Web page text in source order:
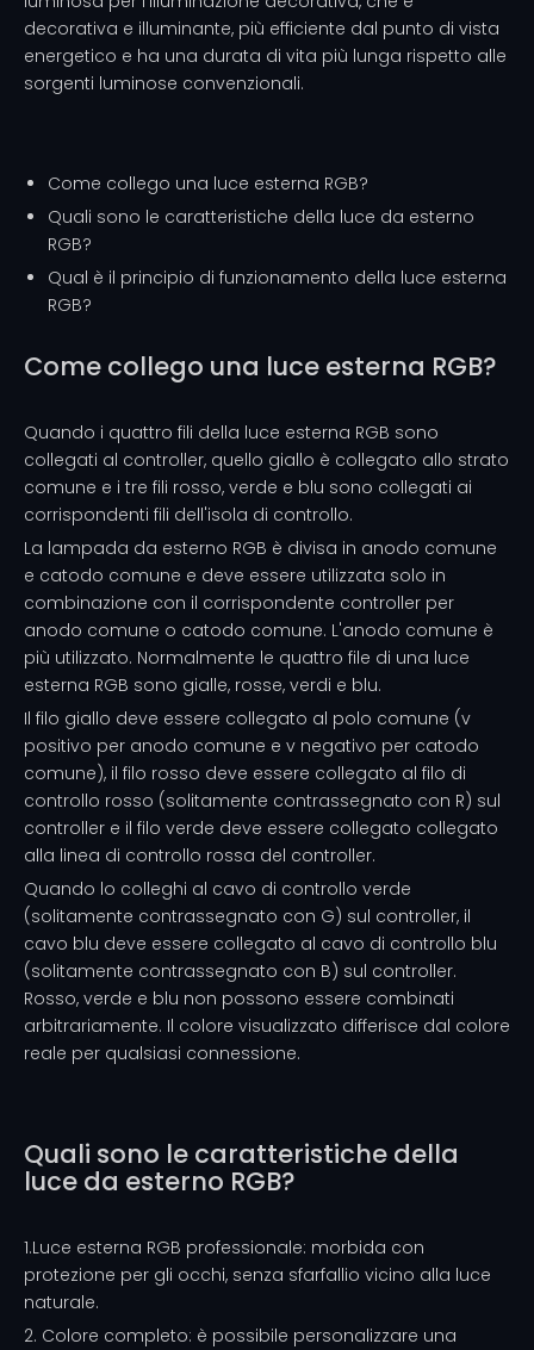
decorativa e illuminante, più efficiente dal punto di vista
energetico e ha una durata di vita più lunga rispetto alle
sorgenti luminose convenzionali.
Come collego una luce esterna RGB?
Quali sono le caratteristiche della luce da esterno
RGB?
Qual è il principio di funzionamento della luce esterna
RGB?
Come collego una luce esterna RGB?
Quando i quattro fili della luce esterna RGB sono
collegati al controller, quello giallo è collegato allo strato
comune e i tre fili rosso, verde e blu sono collegati ai
corrispondenti fili dell'isola di controllo.
La lampada da esterno RGB è divisa in anodo comune
e catodo comune e deve essere utilizzata solo in
combinazione con il corrispondente controller per
anodo comune o catodo comune. L'anodo comune è
più utilizzato. Normalmente le quattro file di una luce
esterna RGB sono gialle, rosse, verdi e blu.
Il filo giallo deve essere collegato al polo comune (v
positivo per anodo comune e v negativo per catodo
comune), il filo rosso deve essere collegato al filo di
controllo rosso (solitamente contrassegnato con R) sul
controller e il filo verde deve essere collegato collegato
alla linea di controllo rossa del controller.
Quando lo colleghi al cavo di controllo verde
(solitamente contrassegnato con G) sul controller, il
cavo blu deve essere collegato al cavo di controllo blu
(solitamente contrassegnato con B) sul controller.
Rosso, verde e blu non possono essere combinati
arbitrariamente. Il colore visualizzato differisce dal colore
reale per qualsiasi connessione.
Quali sono le caratteristiche della
luce da esterno RGB?
1.Luce esterna RGB professionale: morbida con
protezione per gli occhi, senza sfarfallio vicino alla luce
naturale.
2. Colore completo: è possibile personalizzare una